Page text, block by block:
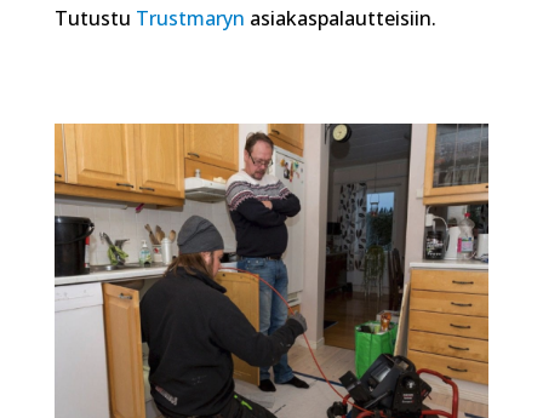
Tutustu Trustmaryn asiakaspalautteisiin.